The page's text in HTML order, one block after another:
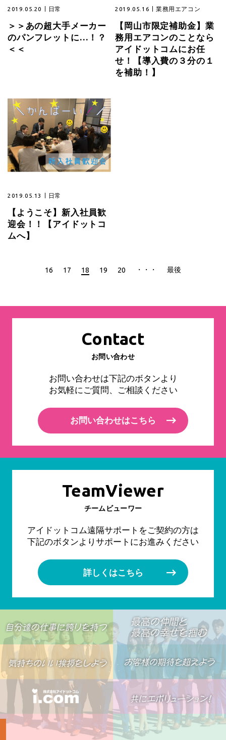
2019.05.20 日常
＞＞あの超大手メーカー
のパンフレットに…！？
＜＜
2019.05.16 業務用エアコン
【岡山市限定補助金】業
務用エアコンのことなら
アイドットコムにお任
せ！【導入費の３分の１
を補助！】
2019.05.13 日常
【ようこそ】新入社員歓
迎会！！【アイドットコ
ムへ】
16 17 18 19 20 ・・・ 最後
Contact
お問い合わせ
お問い合わせは下記のボタンより
お気軽にご質問、ご相談ください
お問い合わせはこちら
TeamViewer
チームビューワー
アイドットコム遠隔サポートをご契約の方は
下記のボタンよりサポートにお進みください
詳しくはこちら